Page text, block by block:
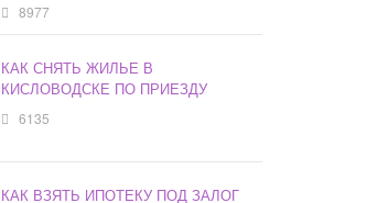
8977
КАК СНЯТЬ ЖИЛЬЕ В
КИСЛОВОДСКЕ ПО ПРИЕЗДУ
6135
КАК ВЗЯТЬ ИПОТЕКУ ПОД ЗАЛОГ